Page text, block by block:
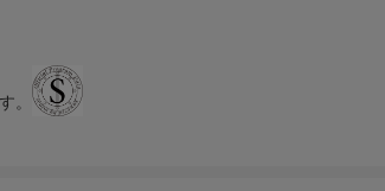
。